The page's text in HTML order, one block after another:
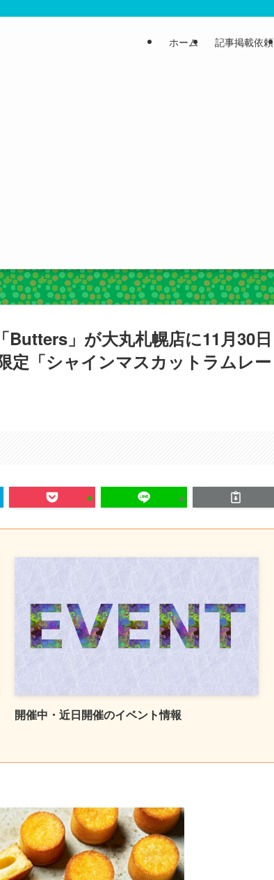
ホーム 記事掲載依頼
」が大丸札幌店に11月30日
定「シャインマスカットラムレー
開催中・近日開催のイベント情報